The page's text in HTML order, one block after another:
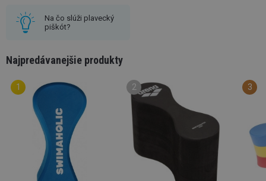
Na čo slúži plavecký
piškót?
Najpredávanejšie produkty